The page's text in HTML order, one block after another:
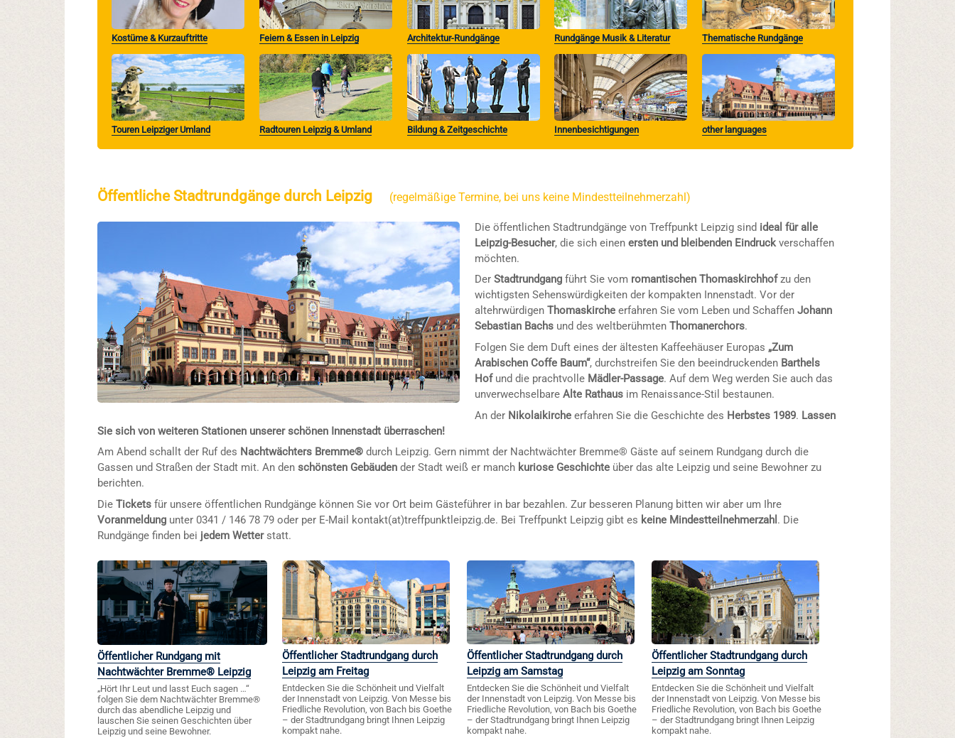
Kostüme & Kurzauftritte Feiern & Essen in Leipzig Architektur-Rundgänge Rundgänge Musik & Literatur Thematische Rundgänge
Touren Leipziger Umland Radtouren Leipzig & Umland Bildung & Zeitgeschichte Innenbesichtigungen other languages
Öffentliche Stadtrundgänge durch Leipzig (regelmäßige Termine, bei uns keine Mindestteilnehmerzahl)
Die öffentlichen Stadtrundgänge von Treffpunkt Leipzig sind ideal für alle
Leipzig-Besucher, die sich einen ersten und bleibenden Eindruckverschaffen
möchten.
Der Stadtrundgangführt Sie vom romantischen Thomaskirchhofzu den
wichtigsten Sehenswürdigkeiten der kompakten Innenstadt. Vor der
altehrwürdigen Thomaskircheerfahren Sie vom Leben und Schaffen Johann
Sebastian Bachsund des weltberühmten Thomanerchors.
Folgen Sie dem Duft eines der ältesten Kaffeehäuser Europas „Zum
Arabischen Coffe Baum“, durchstreifen Sie den beeindruckenden Barthels
Hofund die prachtvolle Mädler-Passage. Auf dem Weg werden Sie auch das
unverwechselbare Alte Rathausim Renaissance-Stil bestaunen.
An der Nikolaikircheerfahren Sie die Geschichte des Herbstes 1989. Lassen
Sie sich von weiteren Stationen unserer schönen Innenstadt überraschen!
Am Abend schallt der Ruf des Nachtwächters Bremme® durch Leipzig. Gern nimmt der Nachtwächter Bremme® Gäste auf seinem Rundgang durch die
Gassen und Straßen der Stadt mit. An denschönsten Gebäuden der Stadt weiß er manch kuriose Geschichte über das alte Leipzig und seine Bewohner zu
berichten.
DieTickets für unsere öffentlichen Rundgänge können Sie vor Ort beim Gästeführer in bar bezahlen. Zur besseren Planung bitten wir aber um Ihre
Voranmeldung unter 0341 / 146 78 79 oder per E-Mail kontakt(at)treffpunktleipzig.de. Bei Treffpunkt Leipzig gibt es keine Mindestteilnehmerzahl . Die
Rundgänge finden bei jedem Wetterstatt.
Öffentlicher Rundgang mit
Nachtwächter Bremme® Leipzig
„Hört Ihr Leut und lasst Euch sagen …“
folgen Sie dem Nachtwächter Bremme®
durch das abendliche Leipzig und
lauschen Sie seinen Geschichten über
Leipzig und seine Bewohner.
Öffentlicher Stadtrundgang durch
Leipzig am Freitag
Entdecken Sie die Schönheit und Vielfalt
der Innenstadt von Leipzig. Von Messe bis
Friedliche Revolution, von Bach bis Goethe
– der Stadtrundgang bringt Ihnen Leipzig
kompakt nahe.
Öffentlicher Stadtrundgang durch
Leipzig am Samstag
Entdecken Sie die Schönheit und Vielfalt
der Innenstadt von Leipzig. Von Messe bis
Friedliche Revolution, von Bach bis Goethe
– der Stadtrundgang bringt Ihnen Leipzig
kompakt nahe.
Öffentlicher Stadtrundgang durch
Leipzig am Sonntag
Entdecken Sie die Schönheit und Vielfalt
der Innenstadt von Leipzig. Von Messe bis
Friedliche Revolution, von Bach bis Goethe
– der Stadtrundgang bringt Ihnen Leipzig
kompakt nahe.